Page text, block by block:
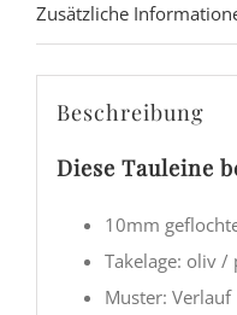
Zusätzliche
Beschreibung
Diese Tauleine
10mm
Takelage: oliv /
Muster: Verlauf